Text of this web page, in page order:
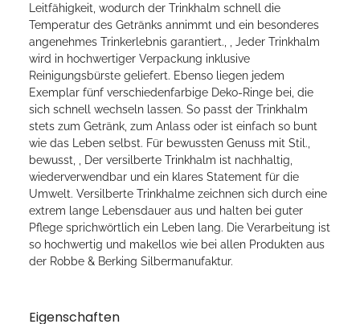
Leitfähigkeit, wodurch der Trinkhalm schnell die
Temperatur des Getränks annimmt und ein besonderes
angenehmes Trinkerlebnis garantiert., , Jeder Trinkhalm
wird in hochwertiger Verpackung inklusive
Reinigungsbürste geliefert. Ebenso liegen jedem
Exemplar fünf verschiedenfarbige Deko-Ringe bei, die
sich schnell wechseln lassen. So passt der Trinkhalm
stets zum Getränk, zum Anlass oder ist einfach so bunt
wie das Leben selbst. Für bewussten Genuss mit Stil.,
bewusst, , Der versilberte Trinkhalm ist nachhaltig,
wiederverwendbar und ein klares Statement für die
Umwelt. Versilberte Trinkhalme zeichnen sich durch eine
extrem lange Lebensdauer aus und halten bei guter
Pflege sprichwörtlich ein Leben lang. Die Verarbeitung ist
so hochwertig und makellos wie bei allen Produkten aus
der Robbe & Berking Silbermanufaktur.
Eigenschaften